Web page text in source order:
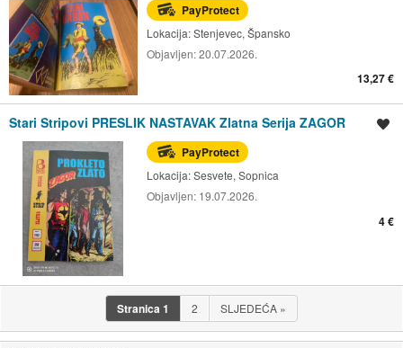
PayProtect
Lokacija:Stenjevec, Špansko
Objavljen:20.07.2026.
13,27 €
Stari Stripovi PRESLIK NASTAVAK Zlatna Serija ZAGOR
PayProtect
Lokacija:Sesvete, Sopnica
Objavljen: 19.07.2026.
4 €
Stranica1 2 SLJEDEĆA »